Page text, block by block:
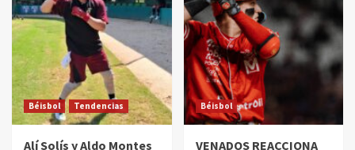
Béisbol Tendencias
Alí Solís y Aldo Montes
Béisbol
VENADOS REACCIONA